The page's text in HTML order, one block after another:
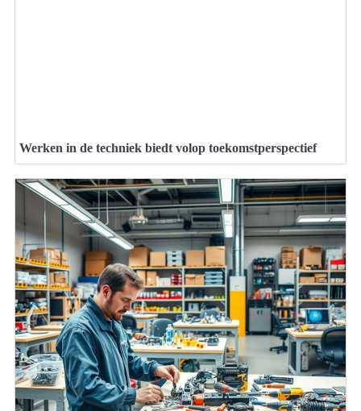
Werken in de techniek biedt volop toekomstperspectief